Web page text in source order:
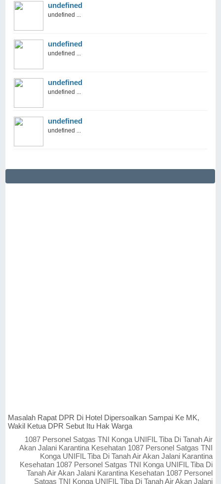
undefined
undefined ...
undefined
undefined ...
undefined
undefined ...
undefined
undefined ...
Masalah Rapat DPR Di Hotel Dipersoalkan Sampai Ke MK,
Wakil Ketua DPR Sebut Itu Hak Warga
1087 Personel Satgas TNI Konga UNIFIL Tiba Di Tanah Air
Akan Jalani Karantina Kesehatan 1087 Personel Satgas TNI
Konga UNIFIL Tiba Di Tanah Air Akan Jalani Karantina
Kesehatan 1087 Personel Satgas TNI Konga UNIFIL Tiba Di
Tanah Air Akan Jalani Karantina Kesehatan 1087 Personel
Satgas TNI Konga UNIFIL Tiba Di Tanah Air Akan Jalani